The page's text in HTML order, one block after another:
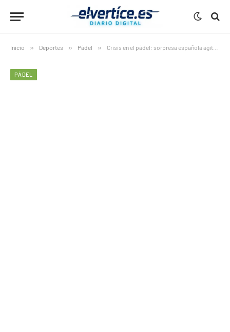
Inicio » Deportes » Pádel » Crisis en el pádel: sorpresa española agita Bruselas P2
PÁDEL